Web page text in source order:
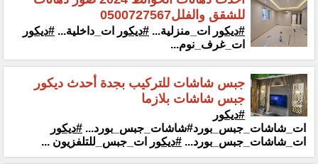
للشقق والفلل0500727567
#ديكور ات_منزلية... #ديكور ات_داخلية... #ديكور
ات_غرف_نوم...
جبس شاشات للتركيب بجدة أحدث ديكور
جبس شاشات بلازما
#ديكور
ات_شاشات_جبس_بورد#شاشات_جبس_بورد... #ديكور
ات_شاشات_جبس‏‏_بورد... #ديكور ات_جبس_للتلفزيون ...